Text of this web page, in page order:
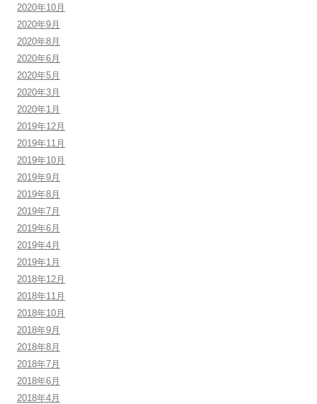
2020年10月
2020年9月
2020年8月
2020年6月
2020年5月
2020年3月
2020年1月
2019年12月
2019年11月
2019年10月
2019年9月
2019年8月
2019年7月
2019年6月
2019年4月
2019年1月
2018年12月
2018年11月
2018年10月
2018年9月
2018年8月
2018年7月
2018年6月
2018年4月